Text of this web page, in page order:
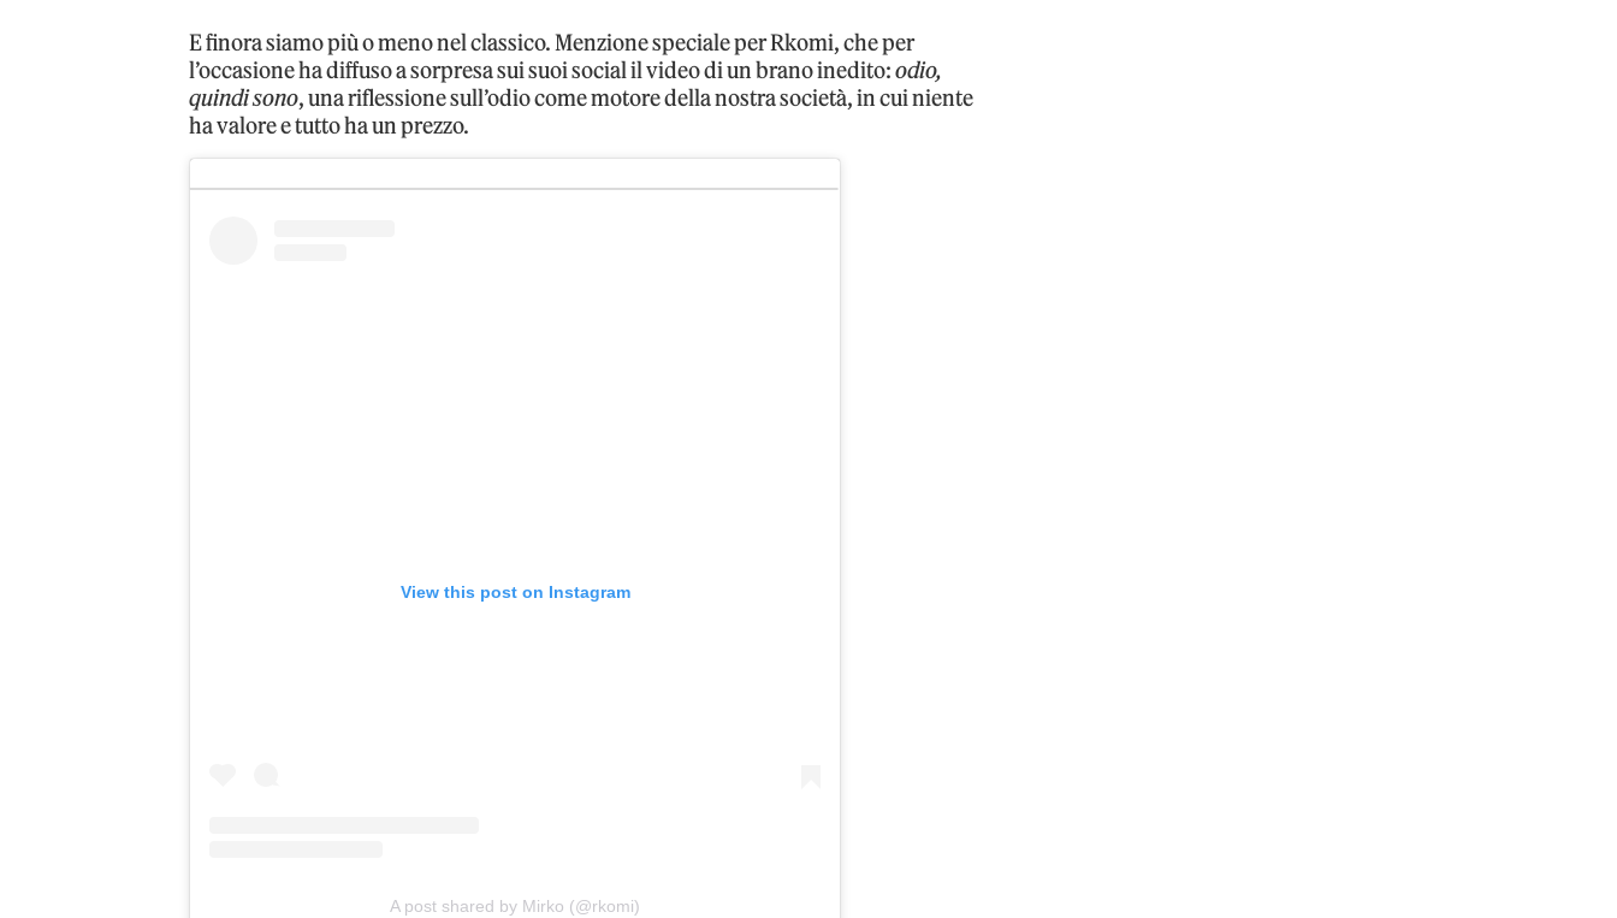
E finora siamo più o meno nel classico. Menzione speciale per Rkomi, che per
l’occasione ha diffuso a sorpresa sui suoi social il video di un brano inedito:odio,
quindi sono, una riflessione sull’odio come motore della nostra società, in cui niente
ha valore e tutto ha un prezzo.
View this post on Instagram
A post shared by Mirko (@rkomi)